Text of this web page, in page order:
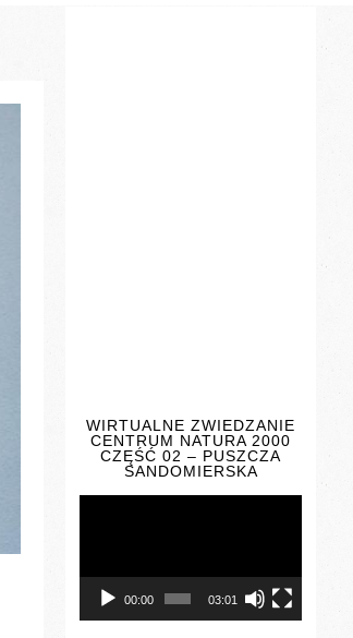
WIRTUALNE ZWIEDZANIE
CENTRUM NATURA 2000
CZĘŚĆ 02 – PUSZCZA
SANDOMIERSKA
00:00 03:01